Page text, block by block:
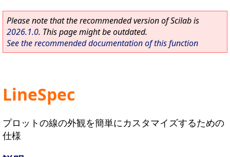
Please note that the recommended version of Scilab is
2026.1.0. This page might be outdated.
See the recommended documentation of this function
LineSpec
プロットの線の外観を簡単にカスタマイズするための
仕様